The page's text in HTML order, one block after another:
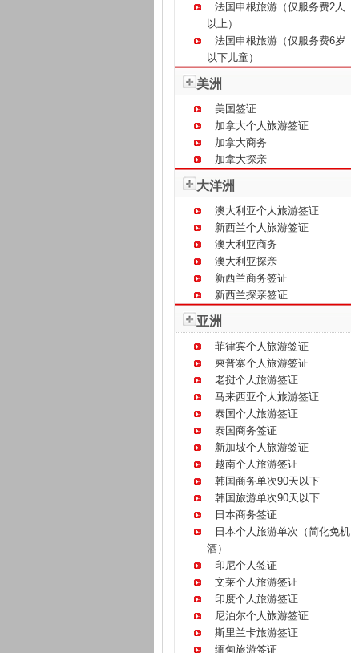
法国申根旅游（仅服务费2人
以上）
法国申根旅游（仅服务费6岁
以下儿童）
美洲
美国签证
加拿大个人旅游签证
加拿大商务
加拿大探亲
大洋洲
澳大利亚个人旅游签证
新西兰个人旅游签证
澳大利亚商务
澳大利亚探亲
新西兰商务签证
新西兰探亲签证
亚洲
菲律宾个人旅游签证
柬普寨个人旅游签证
老挝个人旅游签证
马来西亚个人旅游签证
泰国个人旅游签证
泰国商务签证
新加坡个人旅游签证
越南个人旅游签证
韩国商务单次90天以下
韩国旅游单次90天以下
日本商务签证
日本个人旅游单次（简化免机
酒）
印尼个人签证
文莱个人旅游签证
印度个人旅游签证
尼泊尔个人旅游签证
斯里兰卡旅游签证
缅甸旅游签证